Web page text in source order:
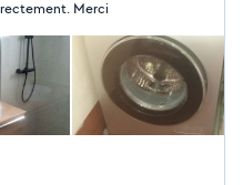
Merci